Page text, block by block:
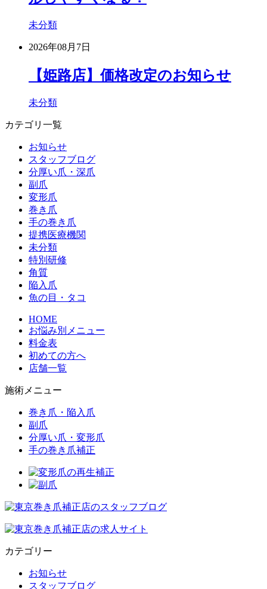
未分類
2026年08月7日
【姫路店】価格改定のお知らせ
未分類
カテゴリ一覧
お知らせ
スタッフブログ
分厚い爪・深爪
副爪
変形爪
巻き爪
手の巻き爪
提携医療機関
未分類
特別研修
角質
陥入爪
魚の目・タコ
HOME
お悩み別メニュー
料金表
初めての方へ
店舗一覧
施術メニュー
巻き爪・陥入爪
副爪
分厚い爪・変形爪
手の巻き爪補正
カテゴリー
お知らせ
スタッフブログ